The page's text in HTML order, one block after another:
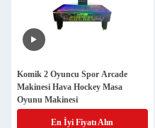
Komik 2 Oyuncu Spor Arcade
Makinesi Hava Hockey Masa
Oyunu Makinesi
En İyi Fiyatı Alın